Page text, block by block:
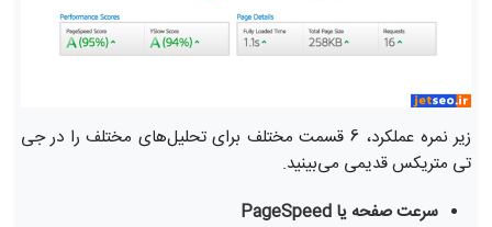
زیر نمره عملکرد، 6 قسمت مختلف برای تحلیل‌های مختلف را در جی
تی متریکس قدیمی می‌بینید.
سرعت صفحه یا PageSpeed